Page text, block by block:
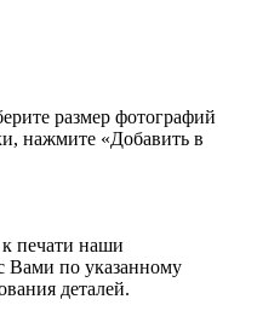
размер фотографий
нажмите «Добавить в
к печати наши
Вами по указанному
деталей.